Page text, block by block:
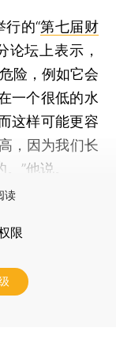
的“第七届财
论坛上表示，
险，例如它会
一个很低的水
这样可能更容
，因为我们长
”他说。
读
限